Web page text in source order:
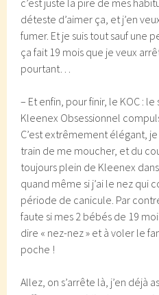
c’est juste la pire de mes
déteste d’aimer ça, et j’en
fumer. Et je suis tout sauf une
ça fait 19 mois que je veux
pourtant…
– Et enfin, pour finir, le KOC :
Kleenex Obsessionnel
C’est extrêmement élégant, je
train de me moucher, et du
toujours plein de Kleenex
quand même si j’ai le nez qui
période de canicule. Par
faute si mes 2 bébés de 19
dire « nez-nez » et à voler le
poche !
Allez, on s’arrête là, j’en déjà